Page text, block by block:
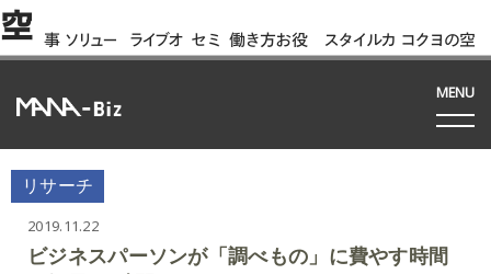
空 事
例
ソリュー
ション
ライブオ
フィス
セミ
ナー
働き方お役
立ち資料
スタイルカ
タログ
コクヨの空
間って!?
MENU
リサーチ
2019.11.22
ビジネスパーソンが「調べもの」に費やす時間